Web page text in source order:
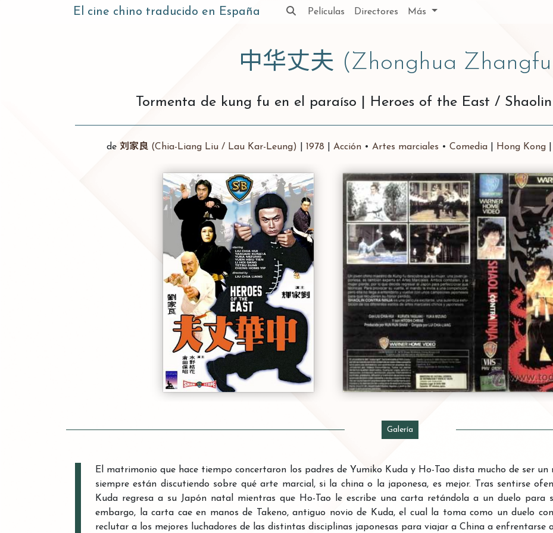
El cine chino traducido en España Películas Directores Más
中华丈夫 (Zhonghua
Tormenta de kung fu en el paraíso Heroes of the East /
de 刘家良 (Chia-Liang Liu / Lau Kar-Leung) 1978 Acción • Artes marciales • Comedia Hong Kong
Galería
El matrimonio que hace tiempo concertaron los padres de Yumiko Kuda y Ho-Tao dista mucho de ser
siempre están discutiendo sobre qué arte marcial, si la china o la japonesa, es mejor. Tras sentirse
Kuda regresa a su Japón natal mientras que Ho-Tao le escribe una carta retándola a un duelo para
embargo, la carta cae en manos de Takeno, antiguo novio de Kuda, el cual la toma como un duelo
reclutar a los mejores luchadores de las distintas disciplinas japonesas para viajar a China a enfrentarse